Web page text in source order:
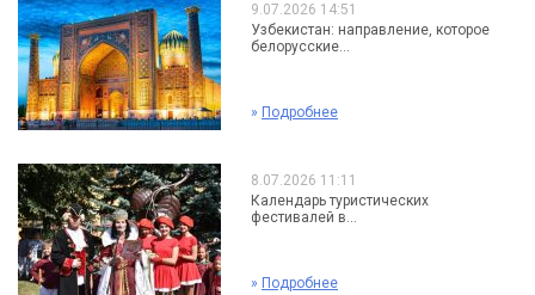
9.07.2026 14:51
Узбекистан: направление, которое
белорусские...
» Подробнее
8.07.2026 11:11
Календарь туристических
фестивалей в...
» Подробнее